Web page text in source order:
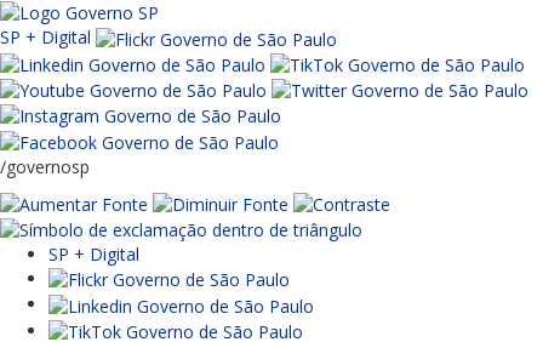
SP + Digital
/governosp
SP + Digital